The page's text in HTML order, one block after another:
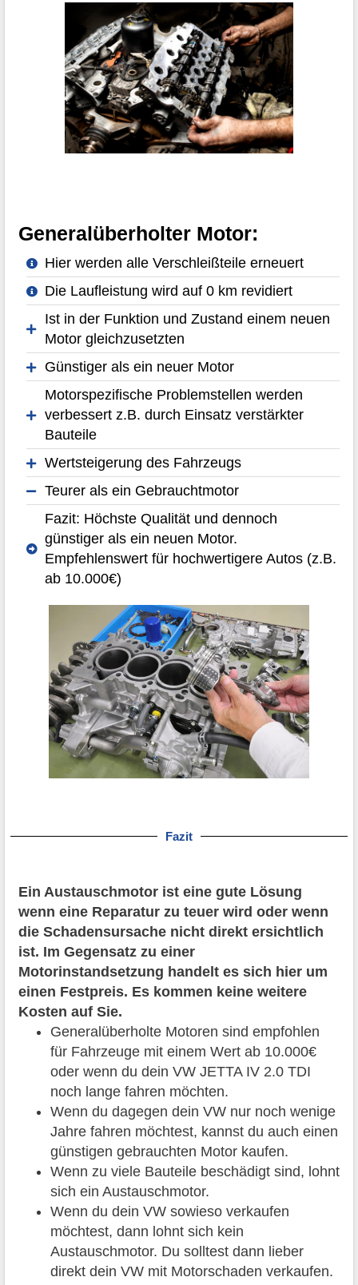
Generalüberholter Motor:
Hier werden alle Verschleißteile erneuert
Die Laufleistung wird auf 0 km revidiert
Ist in der Funktion und Zustand einem neuen
Motor gleichzusetzten
Günstiger als ein neuer Motor
Motorspezifische Problemstellen werden
verbessert z.B. durch Einsatz verstärkter
Bauteile
Wertsteigerung des Fahrzeugs
Teurer als ein Gebrauchtmotor
Fazit: Höchste Qualität und dennoch
günstiger als ein neuen Motor.
Empfehlenswert für hochwertigere Autos (z.B.
ab 10.000€)
Fazit
Ein Austauschmotor ist eine gute Lösung
wenn eine Reparatur zu teuer wird oder wenn
die Schadensursache nicht direkt ersichtlich
ist. Im Gegensatz zu einer
Motorinstandsetzung handelt es sich hier um
einen Festpreis. Es kommen keine weitere
Kosten auf Sie.
Generalüberholte Motoren sind empfohlen
für Fahrzeuge mit einem Wert ab 10.000€
oder wenn du dein VW JETTA IV 2.0 TDI
noch lange fahren möchten.
Wenn du dagegen dein VW nur noch wenige
Jahre fahren möchtest, kannst du auch einen
günstigen gebrauchten Motor kaufen.
Wenn zu viele Bauteile beschädigt sind, lohnt
sich ein Austauschmotor.
Wenn du dein VW sowieso verkaufen
möchtest, dann lohnt sich kein
Austauschmotor. Du solltest dann lieber
direkt dein VW mit Motorschaden verkaufen.